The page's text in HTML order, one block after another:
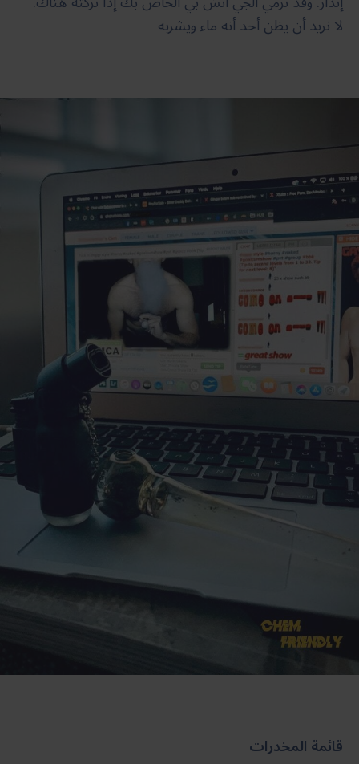
لا نريد أن يظن أحد أنه ماء ويشربه
قائمة المخدرات